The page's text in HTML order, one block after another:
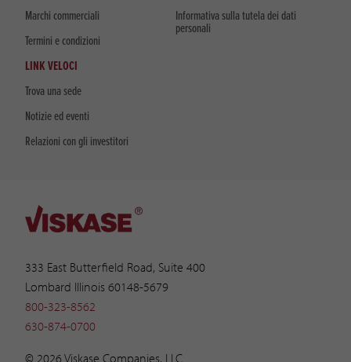
333 East Butterfield Road, Suite 400
Lombard Illinois 60148-5679
800-323-8562
630-874-0700
© 2026 Viskase Companies, LLC
Marchi commerciali
Termini e condizioni
Informativa sulla tutela dei dati
personali
LINK VELOCI
Trova una sede
Notizie ed eventi
Relazioni con gli investitori